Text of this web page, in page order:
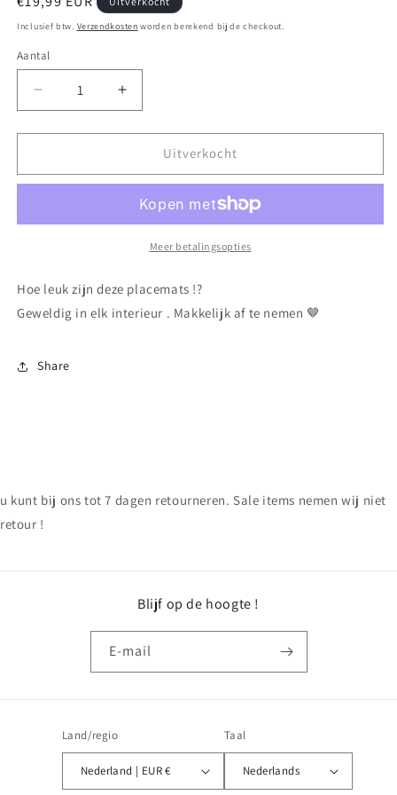
prijs
Inclusief btw. Verzendkosten worden berekend bij de checkout.
Aantal
Aantal
verlagen
voor
bone
Aantal
verhogen
voor
Placemat
bone
Uitverkocht
Meer betalingsopties
Hoe leuk zijn deze placemats !?
Geweldig in elk interieur . Makkelijk af te nemen 🤎
Share
u kunt bij ons tot 7 dagen retourneren. Sale items nemen wij niet
retour !
Blijf op de hoogte !
E‑mail
Land/regio
Nederland | EUR €
Taal
Nederlands